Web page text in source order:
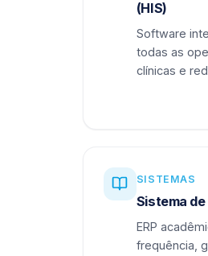
(HIS)
Software
todas as
clínicas e
SISTEMAS
Sistema
ERP
frequência,